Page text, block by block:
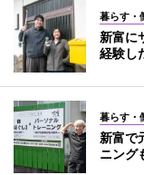
暮らす・
新富に
経験し
暮らす・
新富で
ニング